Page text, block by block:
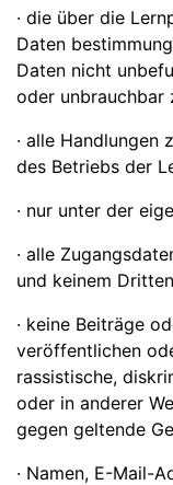
· die über die
Daten
Daten nicht
oder unbrauchbar
· alle Handlungen
des Betriebs der
· nur unter der
· alle
und keinem
· keine Beiträge
veröffentlichen
rassistische,
oder in anderer
gegen geltende
· Namen, E-Mail-